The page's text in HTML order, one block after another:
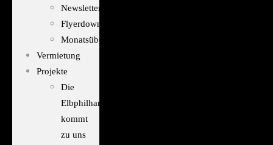
Newsletter
Flyerdownload
Monatsübersicht
Vermietung
Projekte
Die
Elbphilharmonie
kommt
zu uns